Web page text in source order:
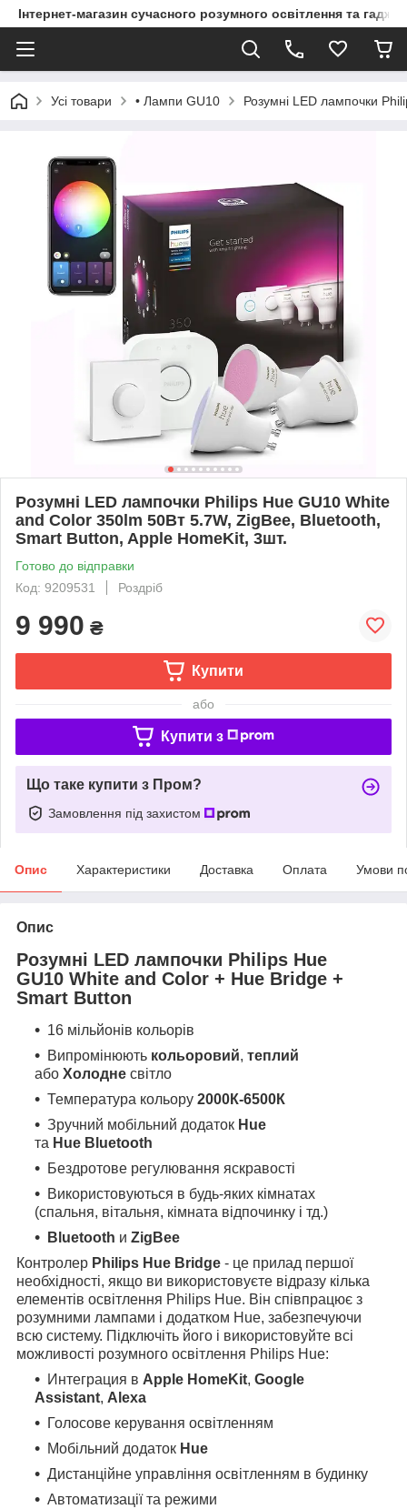
Інтернет-магазин сучасного розумного освітлення та
Усі товари • Лампи GU10 Розумні LED лампочки
Розумні LED лампочки Philips Hue GU10 White
and Color 350lm 50Вт 5.7W, ZigBee, Bluetooth,
Smart Button, Apple HomeKit, 3шт.
Готово до відправки
Код: 9209531
Роздріб
9 990 ₴
Купити
або
Купити з
Що таке купити з Пром?
Замовлення під захистом
Опис Характеристики Доставка Оплата Умови
Опис
Розумні LED лампочки Philips Hue
GU10 White and Color + Hue Bridge +
Smart Button
16 мільйонів кольорів
Випромінюють кольоровий, теплий
або Холодне світло
Температура кольору 2000К-6500К
Зручний мобільний додаток Hue
та Hue Bluetooth
Бездротове регулювання яскравості
Використовуються в будь-яких кімнатах
(спальня, вітальня, кімната відпочинку і тд.)
Bluetooth и ZigBee
Контролер Philips Hue Bridge - це прилад першої
необхідності, якщо ви використовуєте відразу кілька
елементів освітлення Philips Hue. Він співпрацює з
розумними лампами і додатком Hue, забезпечуючи
всю систему. Підключіть його і використовуйте всі
можливості розумного освітлення Philips Hue:
Интеграция в Apple HomeKit, Google
Assistant, Alexa
Голосове керування освітленням
Мобільний додаток Hue
Дистанційне управління освітленням в будинку
Автоматизації та режими